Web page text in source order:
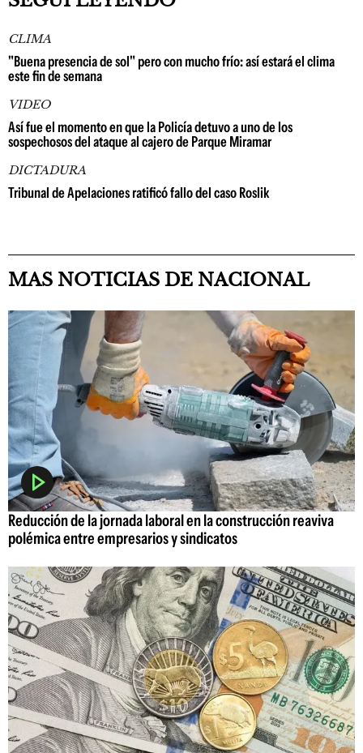
CLIMA
"Buena presencia de sol" pero con mucho frío: así estará el clima
este fin de semana
VIDEO
Así fue el momento en que la Policía detuvo a uno de los
sospechosos del ataque al cajero de Parque Miramar
DICTADURA
Tribunal de Apelaciones ratificó fallo del caso Roslik
MAS NOTICIAS DE NACIONAL
Reducción de la jornada laboral en la construcción reaviva
polémica entre empresarios y sindicatos